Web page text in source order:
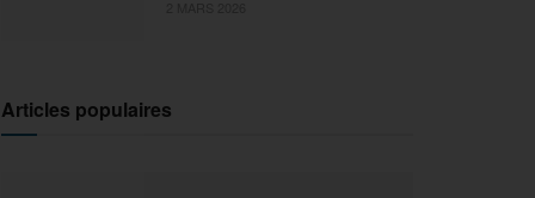
Articles populaires